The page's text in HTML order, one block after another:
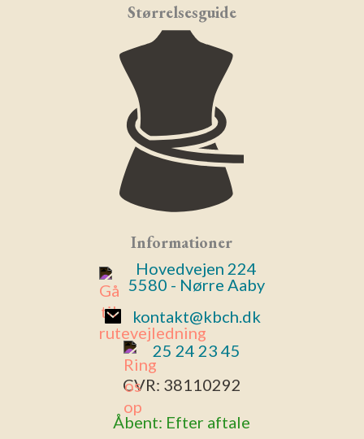
Størrelsesguide
Informationer
Hovedvejen 224
5580 - Nørre Aaby
kontakt@kbch.dk
25 24 23 45
CVR: 38110292
Åbent: Efter aftale